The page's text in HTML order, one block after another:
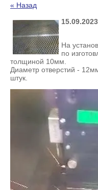
« Назад
На
по
толщиной 10мм.
Диаметр отверстий -
штук.